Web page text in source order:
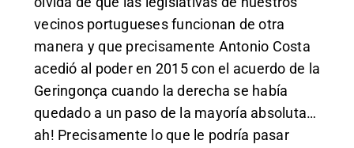
vecinos portugueses funcionan de otra
manera y que precisamente Antonio Costa
acedió al poder en 2015 con el acuerdo de la
Geringonça cuando la derecha se había
quedado a un paso de la mayoría absoluta…
ah! Precisamente lo que le podría pasar